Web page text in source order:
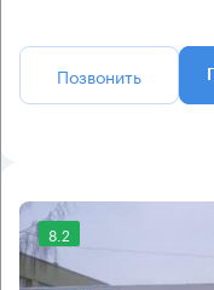
Позвонить
8.2